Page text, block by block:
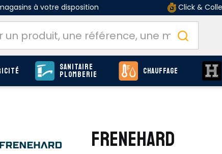
à votre disposition Click &
Sanitaire
Plomberie Chauffage
FRENEHARD